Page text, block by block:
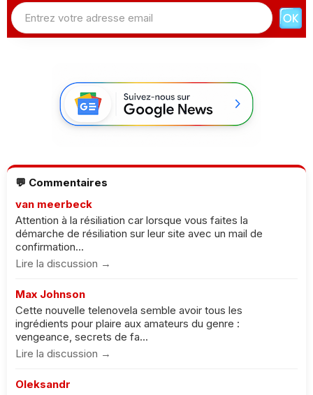
💬 Commentaires
van meerbeck
Attention à la résiliation car lorsque vous faites la
démarche de résiliation sur leur site avec un mail de
confirmation...
Lire la discussion →
Max Johnson
Cette nouvelle telenovela semble avoir tous les
ingrédients pour plaire aux amateurs du genre :
vengeance, secrets de fa...
Lire la discussion →
Oleksandr